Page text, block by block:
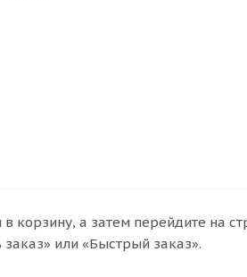
а затем перейдите на
или «Быстрый заказ».